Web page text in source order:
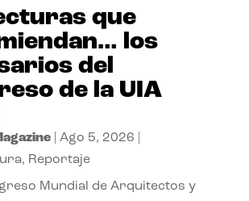
que
los
del
de la UIA
| Ago 5, 2026
, Reportaje
Mundial de Arquitectos y